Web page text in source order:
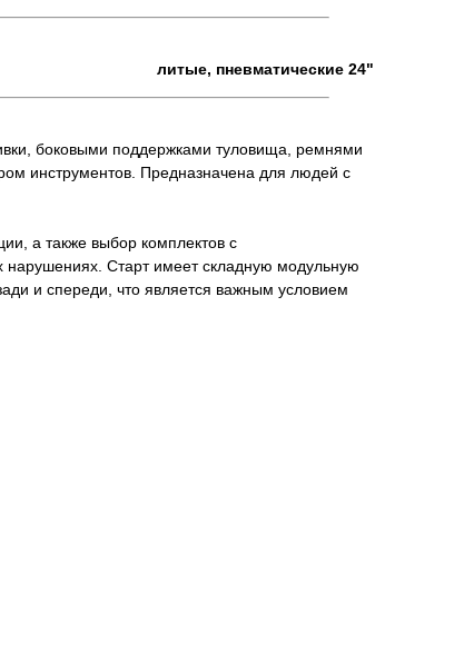
литые, пневматические 24"
боковыми поддержками туловища, ремнями
инструментов. Предназначена для людей с
а также выбор комплектов с
Старт имеет складную модульную
и спереди, что является важным условием